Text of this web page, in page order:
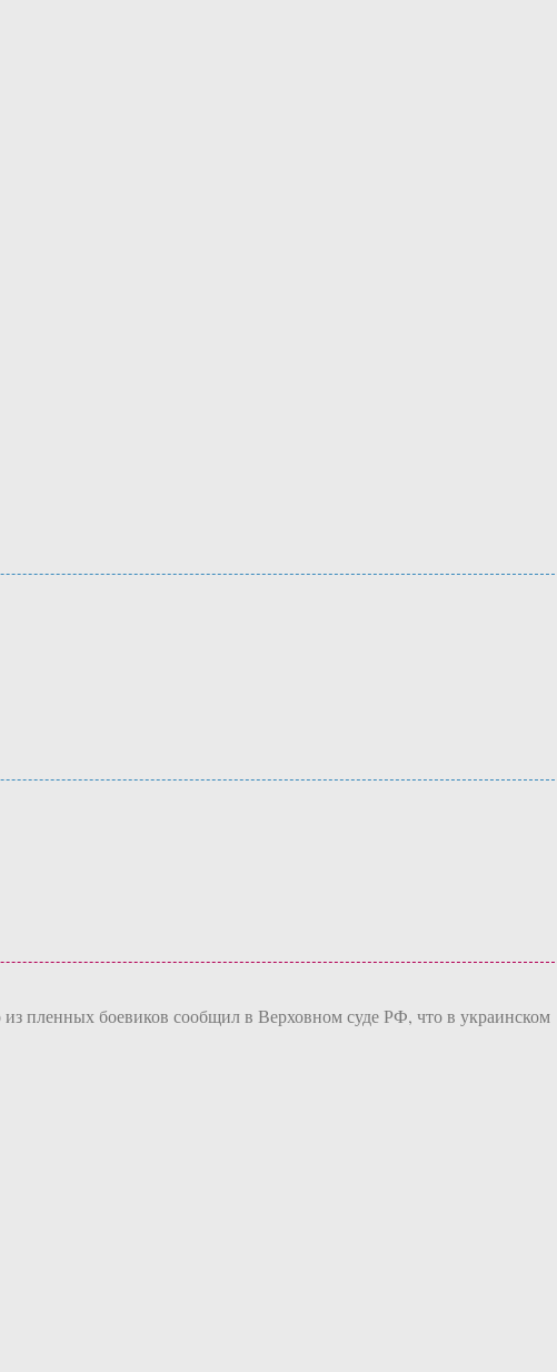
пленных боевиков сообщил в Верховном суде РФ, что в украинском